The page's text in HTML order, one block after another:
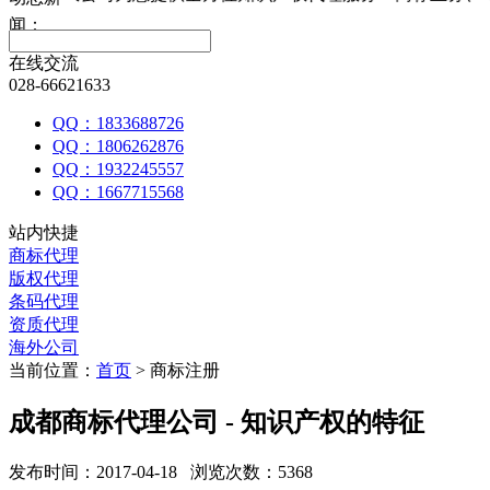
闻：
在线交流
028-66621633
QQ：1833688726
QQ：1806262876
QQ：1932245557
QQ：1667715568
站内快捷
商标代理
版权代理
条码代理
资质代理
海外公司
当前位置： 首页 > 商标注册
成都商标代理公司 - 知识产权的特征
发布时间：2017-04-18 浏览次数：5368